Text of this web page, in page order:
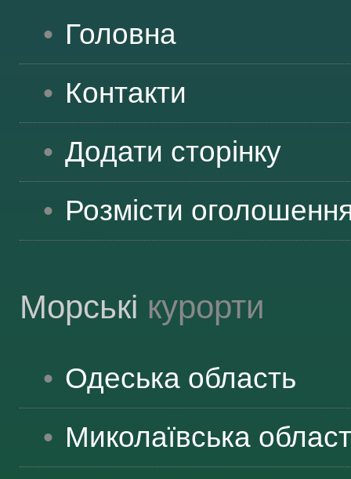
Головна
Контакти
Додати сторінку
Розмісти
Морські курорти
Одеська область
Миколаївська